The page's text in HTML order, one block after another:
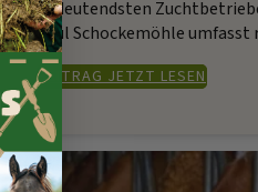
bedeutendsten
Paul Schockemöhle umfasst
BEITRAG JETZT LESEN